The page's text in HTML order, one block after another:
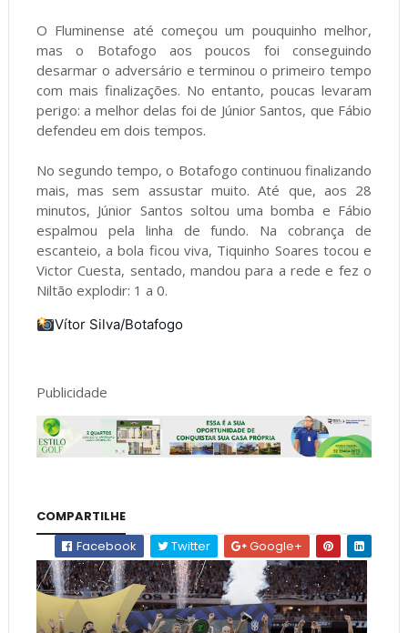
O Fluminense até começou um pouquinho melhor,
mas o Botafogo aos poucos foi conseguindo
desarmar o adversário e terminou o primeiro tempo
com mais finalizações. No entanto, poucas levaram
perigo: a melhor delas foi de Júnior Santos, que Fábio
defendeu em dois tempos.
No segundo tempo, o Botafogo continuou finalizando
mais, mas sem assustar muito. Até que, aos 28
minutos, Júnior Santos soltou uma bomba e Fábio
espalmou pela linha de fundo. Na cobrança de
escanteio, a bola ficou viva, Tiquinho Soares tocou e
Victor Cuesta, sentado, mandou para a rede e fez o
Niltão explodir: 1 a 0.
Vítor Silva/Botafogo
Publicidade
COMPARTILHE
Facebook
Twitter Google+